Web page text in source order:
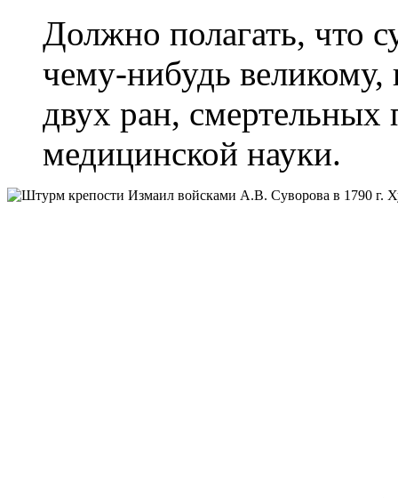
Должно полагать, что
чему-нибудь
двух ран, смертельных
медицинской науки.